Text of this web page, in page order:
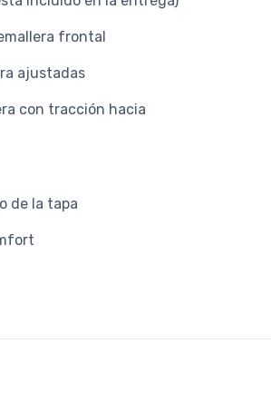
frontal
ajustadas
con tracción hacia
de la tapa